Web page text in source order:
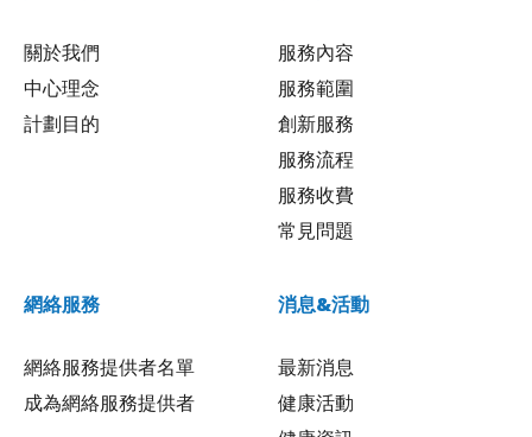
關於我們
中心理念
計劃目的
服務內容
服務範圍
創新服務
服務流程
服務收費
常見問題
網絡服務
網絡服務提供者名單
成為網絡服務提供者
消息&活動
最新消息
健康活動